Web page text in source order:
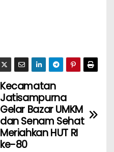
Kecamatan
Jatisampurna
Gelar Bazar UMKM
dan Senam Sehat
Meriahkan HUT RI
ke-80